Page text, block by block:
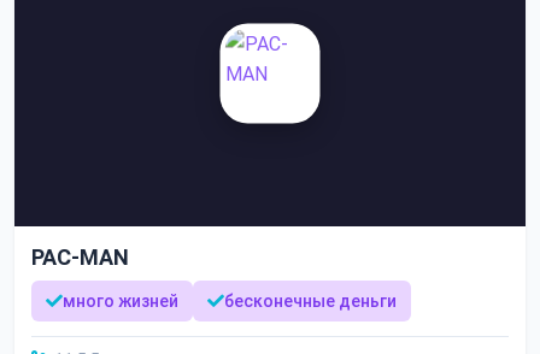
PAC-MAN
много жизней бесконечные деньги